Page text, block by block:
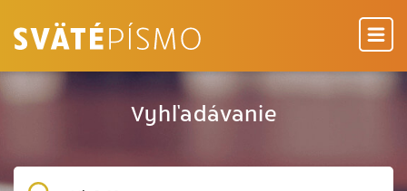
Vyhľadávanie